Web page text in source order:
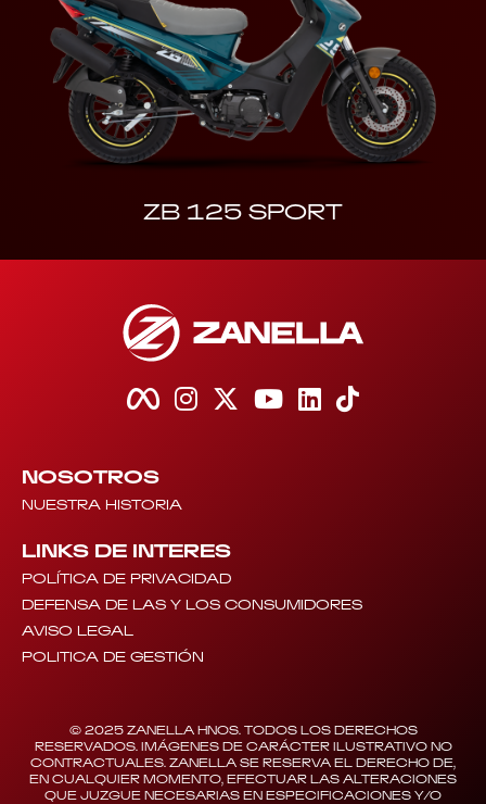
ZB 125 SPORT
NOSOTROS
NUESTRA HISTORIA
LINKS DE INTERES
POLÍTICA DE PRIVACIDAD
DEFENSA DE LAS Y LOS CONSUMIDORES
AVISO LEGAL
POLITICA DE GESTIÓN
© 2025 ZANELLA HNOS. TODOS LOS DERECHOS
RESERVADOS. IMÁGENES DE CARÁCTER ILUSTRATIVO NO
CONTRACTUALES. ZANELLA SE RESERVA EL DERECHO DE,
EN CUALQUIER MOMENTO, EFECTUAR LAS ALTERACIONES
QUE JUZGUE NECESARIAS EN ESPECIFICACIONES Y/O